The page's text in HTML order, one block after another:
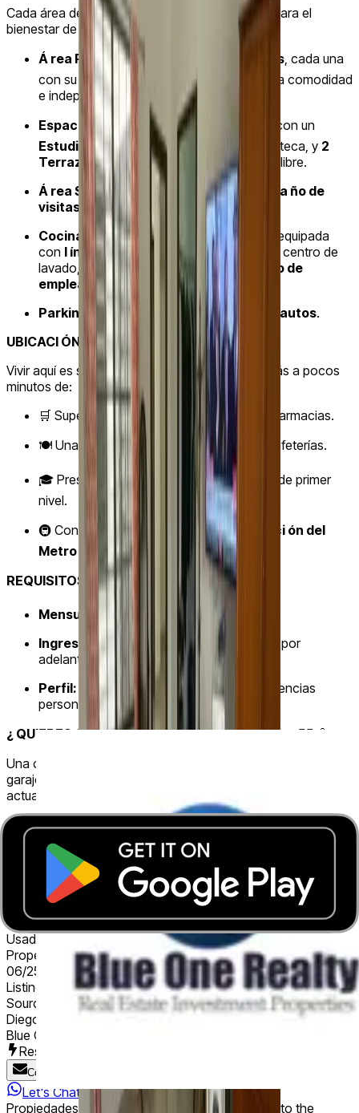
Cada área de esta propiedad ha sido pensada para el
bienestar de tu familia:
Á rea Privada:🛏️ 3 Rec ámaras amplias , cada una
con su
propio ba ño privado
para máxima comodidad
e independencia.
Espacios de Trabajo y Ocio:
💻 Cuenta con un
Estudio
ideal para oficina en casa o biblioteca, y 2
Terrazasperfectas para disfrutar del aire libre.
Á rea Social:
Amplia sala-comedor con
ba ño de
visitas
Cocina y Servicio: 🍳 Cocina espaciosa equipada
con l ínea blanca
, área de lavandería con centro de
lavado, tendedero exterior y
cuarto/ba ño de
empleada (CBE)
Parking:
🚗 Garaje con capacidad para 3 autos.
UBICACI ÓN PRIVILEGIADA:
📍🚀
Vivir aquí es sinónimo de practicidad total. Estarás a pocos
minutos de:
🛒 Supermercados, plazas comerciales y farmacias.
🍽️ Una variada oferta de restaurantes y cafeterías.
🎓 Prestigiosasuniversidadesy clínicas de primer
nivel.
🚇 Conectividad total: A pasos de la
estaci ón del
Metro y con rápido acceso alCorredor
REQUISITOS Y CONDICIONES:
💰📋
Mensualidad:
$2,000.00
Ingreso:
Mes de renta + Mes de depósito por
adelantado.
Perfil: Se requiere carta de trabajo y referencias
personales/comerciales. ✅
¿ QUIERES CONOCER TU PRÓXIMO HOGAR? 👀🏃‍♂️💨
Una casa de este metraje, con baño en cada habitación y
garaje para 3 autos, es una oportunidad única en el mercado
actual.
📲
¡ CONCERTA UNA CITA Y CONVERSEMOS!👇
Escríbenos directamente para coordinar tu visita
Property subtype
Parking spaces
Usado
Property status
06/25/2026
Listing date
Source:
Go to external site
Diego Delmas
Blue One Realty
Responds in less than 9 minutes
Contact Agency
Let's Chat
Propiedades PA does not charge a commission to the